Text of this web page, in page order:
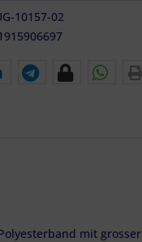
10157-02
mit grosser